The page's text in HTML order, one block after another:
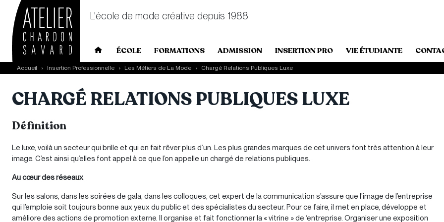
Skip to main content
L'école de mode créative depuis 1988
Main navigation
ÉCOLE FORMATIONS ADMISSION INSERTION PRO VIE ÉTUDIANTE
Accueil Insertion Professionnelle Les Métiers de La Mode Chargé Relations Publiques Luxe
CHARGÉ RELATIONS PUBLIQUES LUXE
Définition
Le luxe, voilà un secteur qui brille et qui en fait rêver plus d’un. Les plus grandes marques de cet univers font très attention à leur
image. C’est ainsi qu’elles font appel à ce que l’on appelle un chargé de relations publiques.
Au cœur des réseaux
Sur les salons, dans les soirées de gala, dans les colloques, cet expert de la communication s’assure que l’image de l’entreprise
qui l’emploie soit toujours bonne aux yeux du public et des spécialistes du secteur. Pour ce faire, il met en place, développe et
améliore des actions de promotion externe. Il organise et fait fonctionner la « vitrine » de ‘entreprise. Organiser une exposition